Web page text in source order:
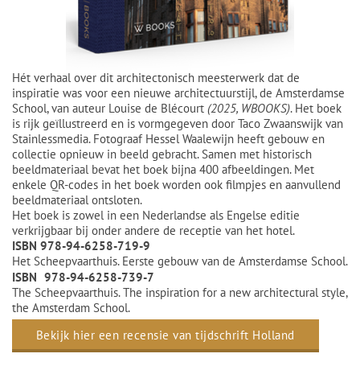
Hét verhaal over dit architectonisch meesterwerk dat de
inspiratie was voor een nieuwe architectuurstijl, de Amsterdamse
School, van auteur Louise de Blécourt (2025, WBOOKS). Het boek
is rijk geïllustreerd en is vormgegeven door Taco Zwaanswijk van
Stainlessmedia. Fotograaf Hessel Waalewijn heeft gebouw en
collectie opnieuw in beeld gebracht. Samen met historisch
beeldmateriaal bevat het boek bijna 400 afbeeldingen. Met
enkele QR-codes in het boek worden ook filmpjes en aanvullend
beeldmateriaal ontsloten.
Het boek is zowel in een Nederlandse als Engelse editie
verkrijgbaar bij onder andere de receptie van het hotel.
ISBN 978-94-6258-719-9
Het Scheepvaarthuis. Eerste gebouw van de Amsterdamse School.
ISBN 978-94-6258-739-7
The Scheepvaarthuis. The inspiration for a new architectural style,
the Amsterdam School.
Bekijk hier een recensie van tijdschrift Holland